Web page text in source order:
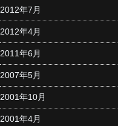
2012年7月
2012年4月
2011年6月
2007年5月
2001年10月
2001年4月